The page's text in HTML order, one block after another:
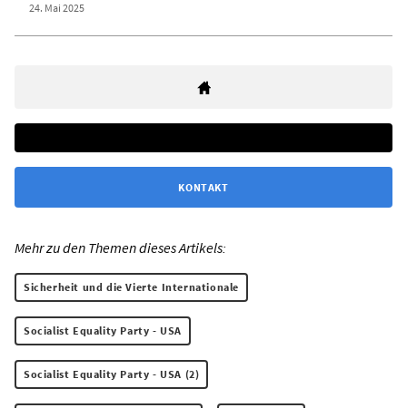
24. Mai 2025
KONTAKT
Mehr zu den Themen dieses Artikels:
Sicherheit und die Vierte Internationale
Socialist Equality Party - USA
Socialist Equality Party - USA (2)